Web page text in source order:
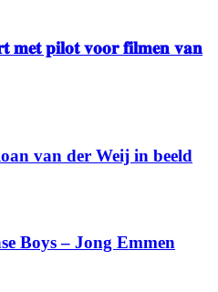
𝐦𝐞𝐭 𝐩𝐢𝐥𝐨𝐭 𝐯𝐨𝐨𝐫 𝐟𝐢𝐥𝐦𝐞𝐧 𝐯𝐚𝐧
van der Weij in beeld
Boys – Jong Emmen